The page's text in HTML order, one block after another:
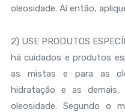
oleosidade. Aí então,
2) USE PRODUTOS
há cuidados e produtos
as mistas e para as
hidratação e as
oleosidade. Segundo o